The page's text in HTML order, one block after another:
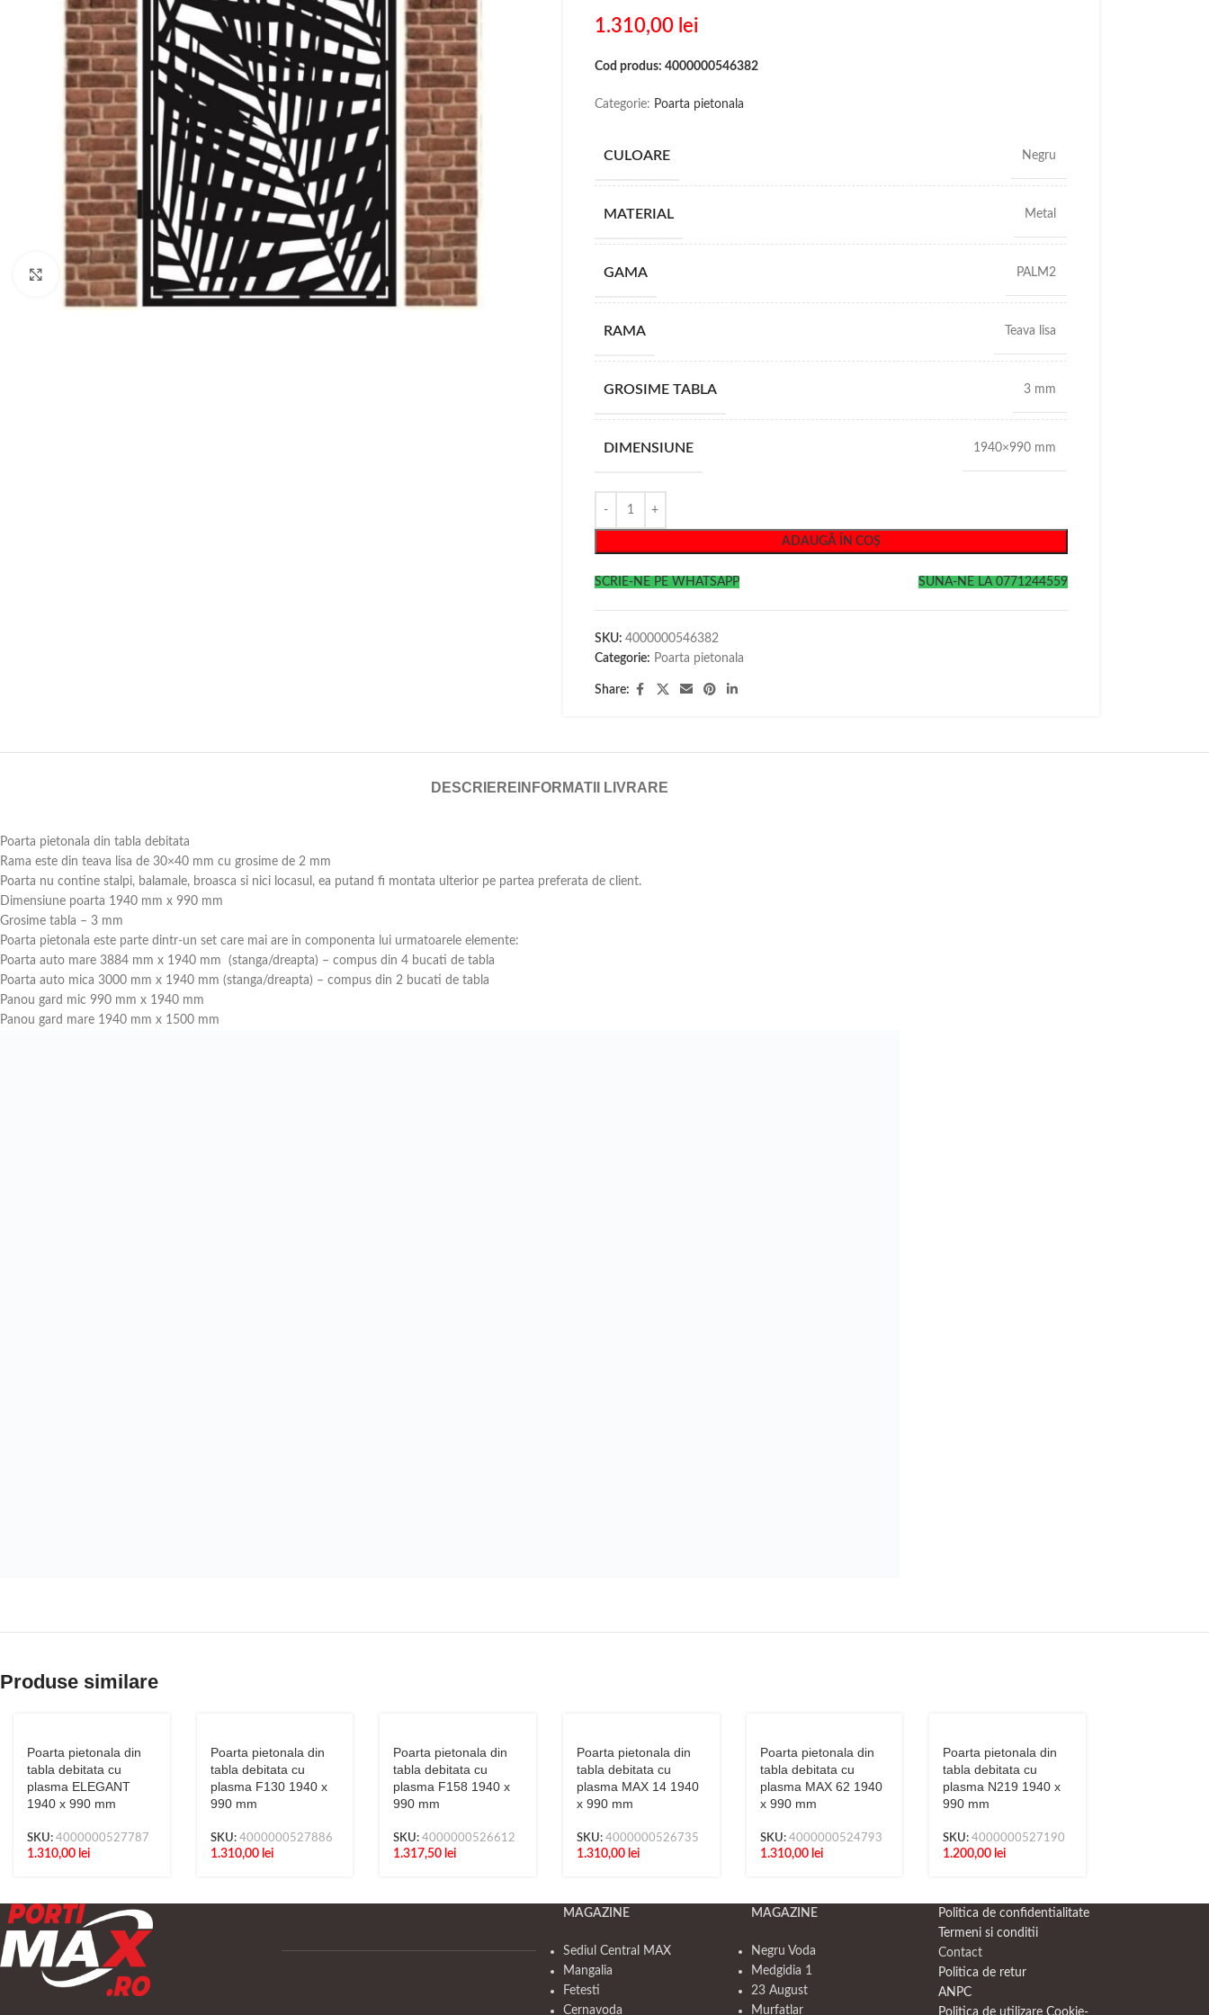
Click to enlarge
1.310,00 lei
Cod produs: 4000000546382
Categorie: Poarta pietonala
CULOARE Negru
MATERIAL Metal
GAMA PALM2
RAMA Teava lisa
GROSIME TABLA 3 mm
DIMENSIUNE 1940×990 mm
ADAUGĂ ÎN COȘ
SCRIE-NE PE WHATSAPP SUNA-NE LA 0771244559
SKU: 4000000546382
Categorie: Poarta pietonala
Share:
DESCRIERE INFORMATII LIVRARE
Poarta pietonala din tabla debitata
Rama este din teava lisa de 30×40 mm cu grosime de 2 mm
Poarta nu contine stalpi, balamale, broasca si nici locasul, ea putand fi montata ulterior pe partea preferata de client.
Dimensiune poarta 1940 mm x 990 mm
Grosime tabla – 3 mm
Poarta pietonala este parte dintr-un set care mai are in componenta lui urmatoarele elemente:
Poarta auto mare 3884 mm x 1940 mm (stanga/dreapta) – compus din 4 bucati de tabla
Poarta auto mica 3000 mm x 1940 mm (stanga/dreapta) – compus din 2 bucati de tabla
Panou gard mic 990 mm x 1940 mm
Panou gard mare 1940 mm x 1500 mm
Produse similare
Poarta pietonala din
tabla debitata cu
plasma ELEGANT
1940 x 990 mm
SKU: 4000000527787
1.310,00 lei
Poarta pietonala din
tabla debitata cu
plasma F130 1940 x
990 mm
SKU: 4000000527886
1.310,00 lei
Poarta pietonala din
tabla debitata cu
plasma F158 1940 x
990 mm
SKU:4000000526612
1.317,50 lei
Poarta pietonala din
tabla debitata cu
plasma MAX 14 1940
x 990 mm
SKU: 4000000526735
1.310,00 lei
Poarta pietonala din
tabla debitata cu
plasma MAX 62 1940
x 990 mm
SKU: 4000000524793
1.310,00 lei
Poarta pietonala din
tabla debitata cu
plasma N219 1940 x
990 mm
SKU:4000000527190
1.200,00 lei
MAGAZINE
Sediul Central MAX
Mangalia
Fetesti
Cernavoda
MAGAZINE
Negru Voda
Medgidia 1
23 August
Murfatlar
Politica de confidentialitate
Termeni si conditii
Contact
Politica de retur
ANPC